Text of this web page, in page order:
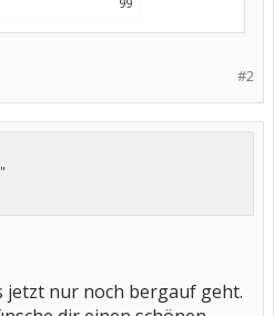
#2
jetzt nur noch bergauf geht.